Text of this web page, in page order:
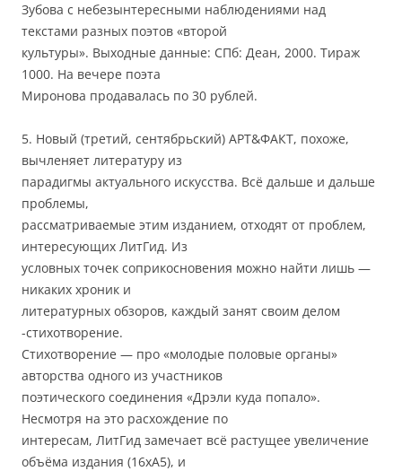
Зубова с небезынтересными наблюдениями над
текстами разных поэтов «второй
культуры». Выходные данные: СПб: Деан, 2000. Тираж
1000. На вечере поэта
Миронова продавалась по 30 рублей.
5. Новый (третий, сентябрьский) АРТ&ФАКТ, похоже,
вычленяет литературу из
парадигмы актуального искусства. Всё дальше и дальше
проблемы,
рассматриваемые этим изданием, отходят от проблем,
интересующих ЛитГид. Из
условных точек соприкосновения можно найти лишь —
никаких хроник и
литературных обзоров, каждый занят своим делом
-стихотворение.
Стихотворение — про «молодые половые органы»
авторства одного из участников
поэтического соединения «Дрэли куда попало».
Несмотря на это расхождение по
интересам, ЛитГид замечает всё растущее увеличение
объёма издания (16xА5), и